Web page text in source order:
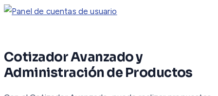
Cotizador Avanzado y
Administración de Productos